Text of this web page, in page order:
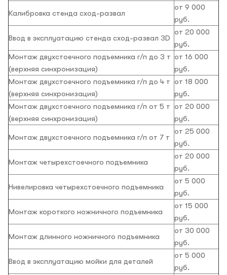
Калибровка стенда сход-развал
от 9 000
руб.
Ввод в эксплуатацию стенда сход-развал 3D
от 20 000
руб.
Монтаж двухстоечного подъемника г/п до 3 т
(верхняя синхронизация)
от 16 000
руб.
Монтаж двухстоечного подъемника г/п до 4 т
(верхняя синхронизация)
от 18 000
руб.
Монтаж двухстоечного подъемника г/п от 5 т
(верхняя синхронизация)
от 20 000
руб.
Монтаж двухстоечного подъемника г/п от 7 т
от 25 000
руб.
Монтаж четырехстоечного подъемника
от 20 000
руб.
Нивелировка четырехстоечного подъемника
от 5 000
руб.
Монтаж короткого ножничного подъемника
от 15 000
руб.
Монтаж длинного ножничного подъемника
от 30 000
руб.
Ввод в эксплуатацию мойки для деталей
от 5 000
руб.